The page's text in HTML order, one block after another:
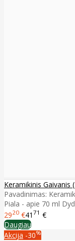
Keramikinis Gaivanis
Pavadinimas:
Piala - apie 70 ml
2920 €41 71 €
Daugiau
Akcija -30%